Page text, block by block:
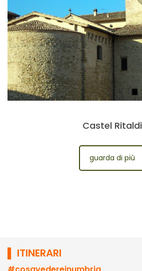
Castel Ritaldi
guarda di più
▌ ITINERARI